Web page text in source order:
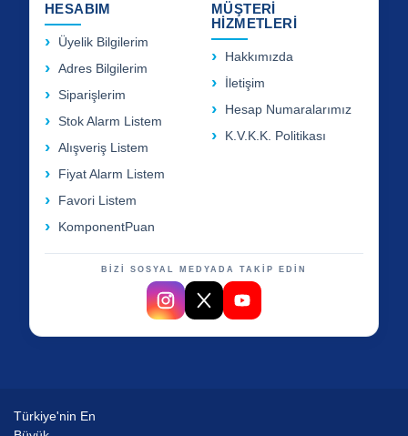
HESABIM
Üyelik Bilgilerim
Adres Bilgilerim
Siparişlerim
Stok Alarm Listem
Alışveriş Listem
Fiyat Alarm Listem
Favori Listem
KomponentPuan
MÜŞTERİ
HİZMETLERİ
Hakkımızda
İletişim
Hesap Numaralarımız
K.V.K.K. Politikası
BİZİ SOSYAL MEDYADA TAKİP EDİN
Türkiye'nin En